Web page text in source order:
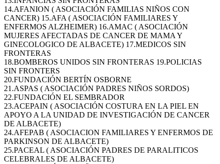
14.AFANION ( ASOCIACIÓN FAMILIAS NIÑOS CON
CANCER) 15.AFA ( ASOCIACIÓN FAMILIARES Y
ENFERMOS ALZHEIMER) 16.AMAC ( ASOCIACIÓN
MUJERES AFECTADAS DE CANCER DE MAMA Y
GINECOLOGICO DE ALBACETE) 17.MEDICOS SIN
FRONTERAS
18.BOMBEROS UNIDOS SIN FRONTERAS 19.POLICIAS
SIN FRONTERS
20.FUNDACIÓN BERTÍN OSBORNE
21.ASPAS ( ASOCIACIÓN PADRES NIÑOS SORDOS)
22.FUNDACIÓN EL SEMBRADOR
23.ACEPAIN ( ASOCIACIÓN COSTURA EN LA PIEL EN
APOYO A LA UNIDAD DE INVESTIGACIÓN DE CANCER
DE ALBACETE)
24.AFEPAB ( ASOCIACION FAMILIARES Y ENFERMOS DE
PARKINSON DE ALBACETE)
25.PACEAL ( ASOCIACIÓN PADRES DE PARALITICOS
CELEBRALES DE ALBACETE)